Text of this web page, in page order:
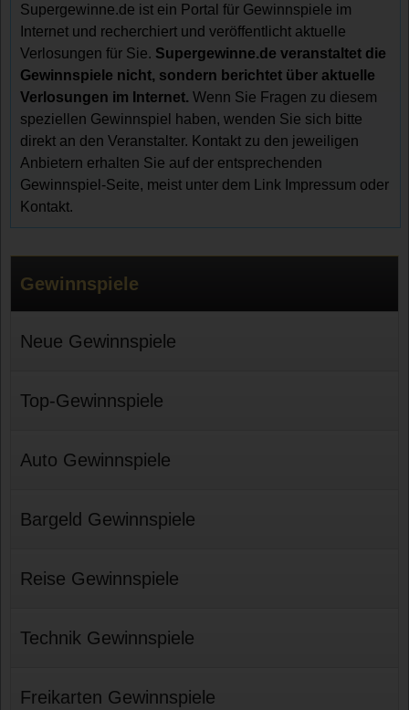
Supergewinne.de ist ein Portal für Gewinnspiele im
Internet und recherchiert und veröffentlicht aktuelle
Verlosungen für Sie. Supergewinne.de veranstaltet die
Gewinnspiele nicht, sondern berichtet über aktuelle
Verlosungen im Internet. Wenn Sie Fragen zu diesem
speziellen Gewinnspiel haben, wenden Sie sich bitte
direkt an den Veranstalter. Kontakt zu den jeweiligen
Anbietern erhalten Sie auf der entsprechenden
Gewinnspiel-Seite, meist unter dem Link Impressum oder
Kontakt.
Gewinnspiele
Neue Gewinnspiele
Top-Gewinnspiele
Auto Gewinnspiele
Bargeld Gewinnspiele
Reise Gewinnspiele
Technik Gewinnspiele
Freikarten Gewinnspiele